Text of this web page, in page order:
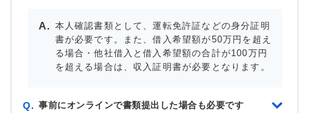
本人確認書類として、運転免許証などの身分証明
書が必要です。また、借入希望額が50万円を超え
る場合・他社借入と借入希望額の合計が100万円
を超える場合は、収入証明書が必要となります。
Q. 事前にオンラインで書類提出した場合も必要です